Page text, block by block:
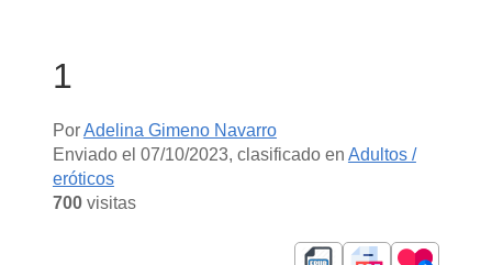
1
PorAdelina Gimeno Navarro
Enviado el 07/10/2023, clasificado en Adultos /
eróticos
700visitas